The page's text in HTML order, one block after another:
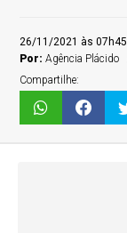
26/11/2021 às 07h45
Por: Agência Plácido
Compartilhe: